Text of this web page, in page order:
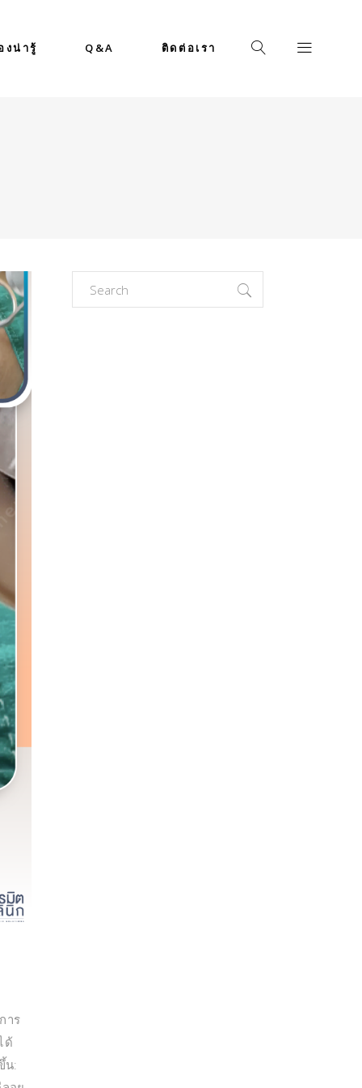
งน่ารู้ Q&A ติดต่อเรา
าร
ด้
น:
Search
for: